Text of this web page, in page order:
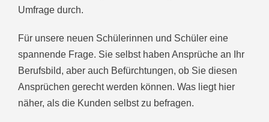
Umfrage durch.
Für unsere neuen Schülerinnen und Schüler eine
spannende Frage. Sie selbst haben Ansprüche an Ihr
Berufsbild, aber auch Befürchtungen, ob Sie diesen
Ansprüchen gerecht werden können. Was liegt hier
näher, als die Kunden selbst zu befragen.